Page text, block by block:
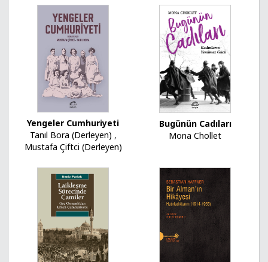
Yengeler Cumhuriyeti
Tanıl Bora (Derleyen) ,
Mustafa Çiftci (Derleyen)
Bugünün Cadıları
Mona Chollet